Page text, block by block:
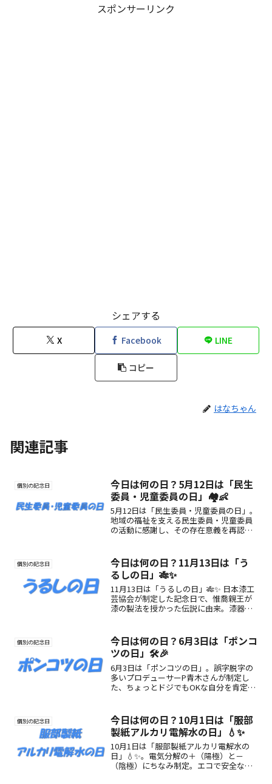
スポンサーリンク
シェアする
X Facebook LINE
コピー
はなちゃん
関連記事
個別の記念日
今日は何の日？5月12日は「民生
委員・児童委員の日」🏘️👶
5月12日は「民生委員・児童委員の日」。
地域の福祉を支える民生委員・児童委員
の活動に感謝し、その存在意義を再認識
個別の記念日
今日は何の日？11月13日は「う
るしの日」🎋✨
11月13日は「うるしの日」🎋✨ 日本漆工
芸協会が制定した記念日で、惟喬親王が
漆の製法を授かった伝説に由来。漆器や
個別の記念日
今日は何の日？6月3日は「ポンコ
ツの日」🛠️🎉
6月3日は「ポンコツの日」。誤字脱字の
多いプロデューサーP青木さんが制定し
た、ちょっとドジでもOKな自分を肯定す
個別の記念日
今日は何の日？10月1日は「服部
製紙アルカリ電解水の日」💧✨
10月1日は「服部製紙アルカリ電解水の
日」💧✨。電気分解の＋（陽極）と－
（陰極）にちなみ制定。エコで安全なア